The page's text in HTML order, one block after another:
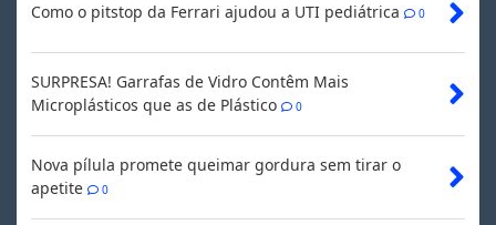
Como o pitstop da Ferrari ajudou a UTI pediátrica 0
SURPRESA! Garrafas de Vidro Contêm Mais
Microplásticos que as de Plástico
0
Nova pílula promete queimar gordura sem tirar o
apetite
0